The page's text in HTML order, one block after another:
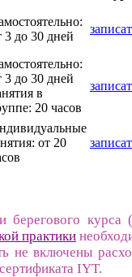
3 до 30 дней
3 до 30 дней
в
20 часов
от 20
берегового курса
практики
не включены
IYT.